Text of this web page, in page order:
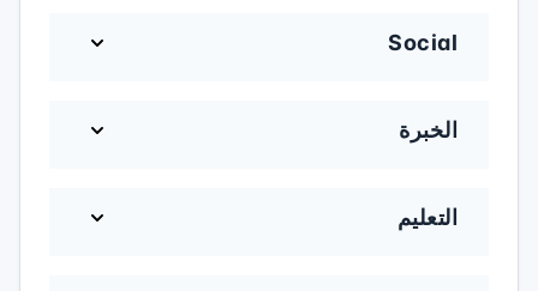
Social
الخبرة
التعليم